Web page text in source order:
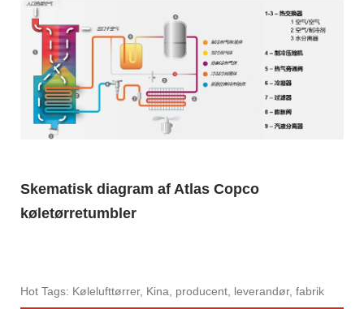
Skematisk diagram af Atlas Copco
køletørretumbler
Hot Tags: Kølelufttørrer, Kina, producent, leverandør, fabrik